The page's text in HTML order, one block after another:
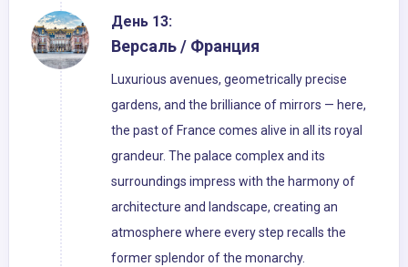
День 13:
Версаль / Франция
Luxurious avenues, geometrically precise
gardens, and the brilliance of mirrors — here,
the past of France comes alive in all its royal
grandeur. The palace complex and its
surroundings impress with the harmony of
architecture and landscape, creating an
atmosphere where every step recalls the
former splendor of the monarchy.